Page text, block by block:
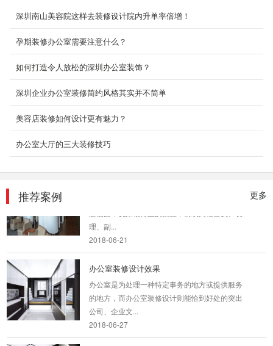
深圳南山美容院这样去装修设计院内升单率倍增！
孕期装修办公室需要注意什么？
如何打造令人放松的深圳办公室装饰？
深圳企业办公室装修简约风格其实并不简单
美容店装修如何设计更有魅力？
办公室大厅的三大装修技巧
更多
推荐案例
科技办公厂房装修
我们招手，科技智能型企业的发展也是一日比
一...
2018-07-30
互联网公司装修装饰
的地方，而办公室装修设计则能恰到好处的突出
2018-06-27
布吉办公室装修案例展示
理、副...
2018-06-21
办公室装修设计效果
办公室是为处理一种特定事务的地方或提供服务
的地方，而办公室装修设计则能恰到好处的突出
公司、企业文...
2018-06-27